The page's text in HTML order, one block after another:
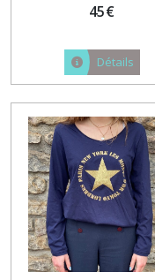
45€
Détails